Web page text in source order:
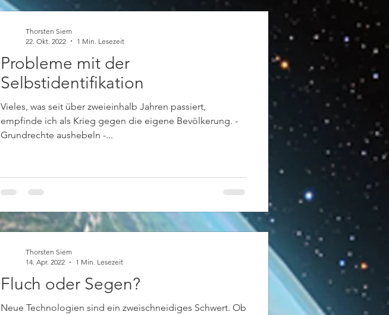
Probleme mit der
Selbstidentifikation
Vieles, was seit über zweieinhalb Jahren passiert,
empfinde ich als Krieg gegen die eigene Bevölkerung. -
Grundrechte aushebeln -...
Thorsten Siem
22. Okt. 2022
1 Min. Lesezeit
Fluch oder Segen?
Neue Technologien sind ein zweischneidiges Schwert. Ob
Thorsten Siem
14. Apr. 2022
1 Min. Lesezeit